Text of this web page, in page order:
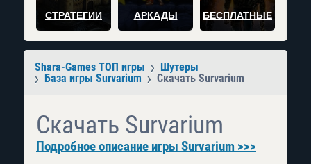
СТРАТЕГИИ АРКАДЫ БЕСПЛАТНЫЕ
Shara-Games ТОП игры
Шутеры
База игры Survarium
Скачать Survarium
Скачать Survarium
Подробное описание игры Survarium >>>